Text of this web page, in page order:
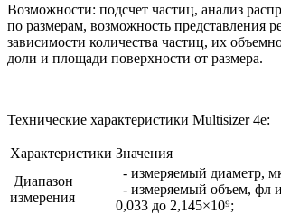
Возможности: подсчет частиц, анализ
по размерам, возможность представления
зависимости количества частиц, их
доли и площади поверхности от размера.
Технические характеристики Multisizer 4е:
Характеристики Значения
Диапазон
измерения
- измеряемый диаметр,
- измеряемый объем, фл
0,033 до 2,145×10⁹;